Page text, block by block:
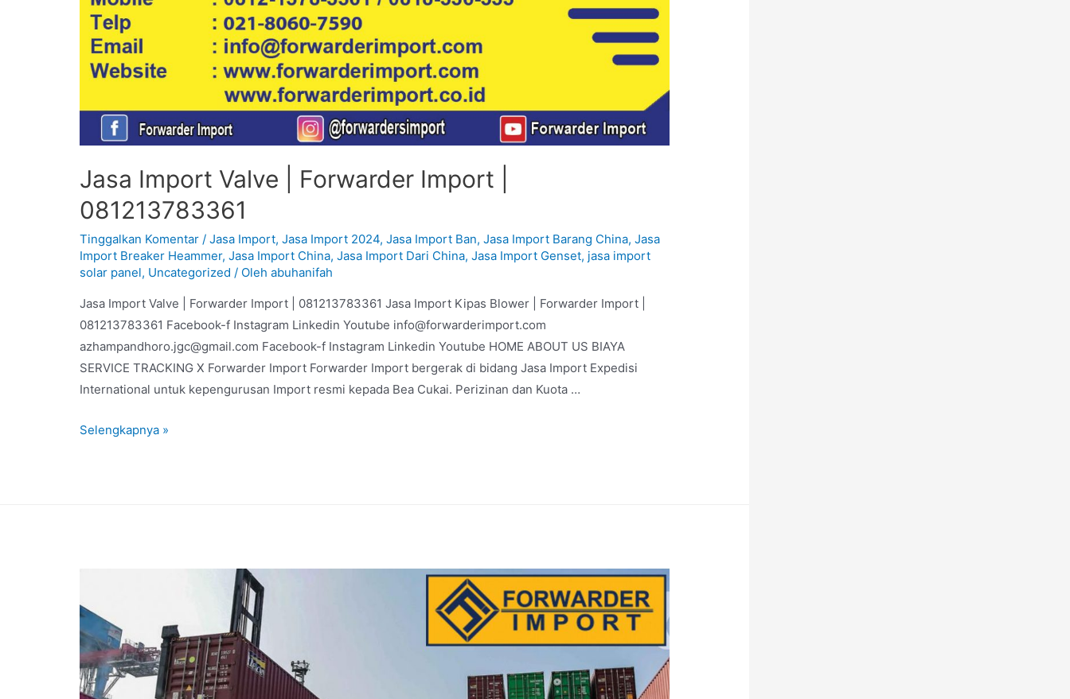
Jasa Import Valve | Forwarder Import |
081213783361
Tinggalkan Komentar /Jasa Import,Jasa Import 2024,Jasa Import Ban,Jasa Import Barang China,Jasa
Import Breaker Heammer,Jasa Import China,Jasa Import Dari China,Jasa Import Genset, jasa import
solar panel, Uncategorized / Olehabuhanifah
Jasa Import Valve | Forwarder Import | 081213783361 Jasa Import Kipas Blower | Forwarder Import |
081213783361 Facebook-f Instagram Linkedin Youtube info@forwarderimport.com
azhampandhoro.jgc@gmail.com Facebook-f Instagram Linkedin Youtube HOME ABOUT US BIAYA
SERVICE TRACKING X Forwarder Import Forwarder Import bergerak di bidang Jasa Import Expedisi
International untuk kepengurusan Import resmi kepada Bea Cukai. Perizinan dan Kuota …
Selengkapnya »